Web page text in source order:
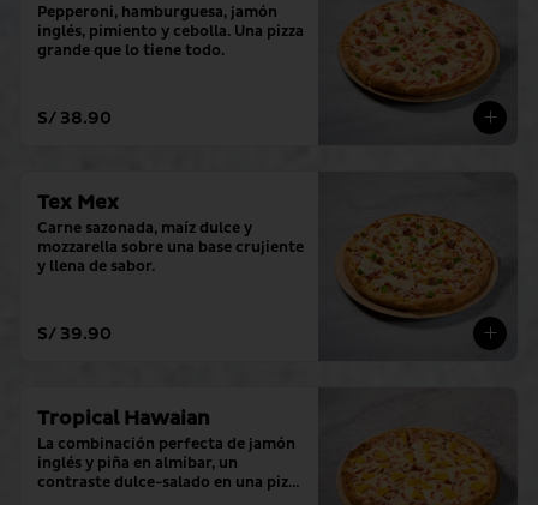
Pepperoni, hamburguesa, jamón
inglés, pimiento y cebolla. Una pizza
grande que lo tiene todo.
S/ 38.90
Tex Mex
Carne sazonada, maíz dulce y
mozzarella sobre una base crujiente
y llena de sabor.
S/ 39.90
Tropical Hawaian
La combinación perfecta de jamón
inglés y piña en almíbar, un
contraste dulce-salado en una pizza